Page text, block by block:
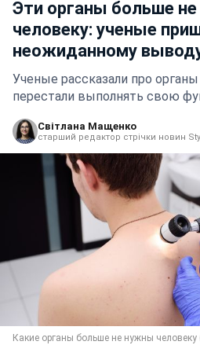
Эти органы больше
человеку: ученые
неожиданному
Ученые рассказали про
перестали выполнять свою
Світлана Мащенко
старший редактор стрічки новин
Какие органы больше не нужны человеку